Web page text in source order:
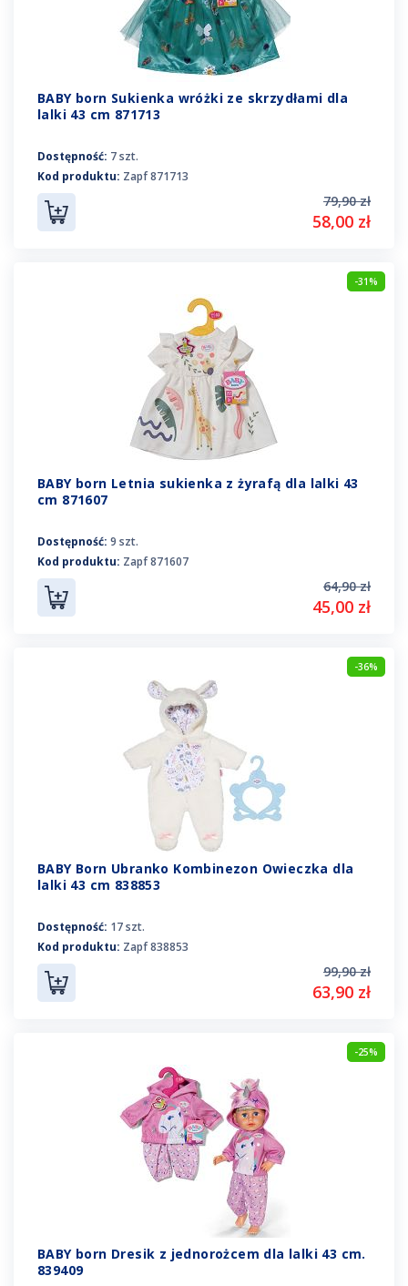
BABY born Sukienka wróżki ze skrzydłami dla
lalki 43 cm 871713
Dostępność: 7 szt.
Kod produktu: Zapf 871713
79,90 zł
58,00 zł
-31%
BABY born Letnia sukienka z żyrafą dla lalki 43
cm 871607
Dostępność: 9 szt.
Kod produktu: Zapf 871607
64,90 zł
45,00 zł
-36%
BABY Born Ubranko Kombinezon Owieczka dla
lalki 43 cm 838853
Dostępność: 17 szt.
Kod produktu: Zapf 838853
99,90 zł
63,90 zł
-25%
BABY born Dresik z jednorożcem dla lalki 43 cm.
839409